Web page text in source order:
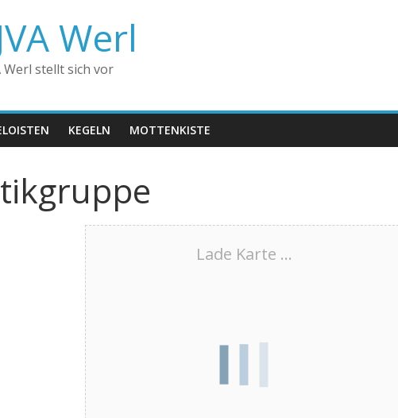
Werl
stellt sich vor
KEGELN MOTTENKISTE
Lade Karte ...